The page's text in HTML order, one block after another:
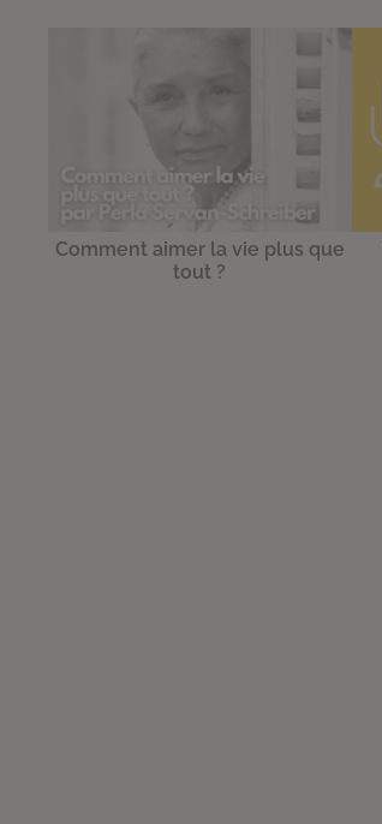
Comment aimer la vie plus que
tout ?